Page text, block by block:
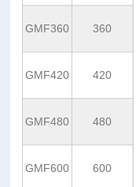
GMF360 360
GMF420 420
GMF480 480
GMF600 600